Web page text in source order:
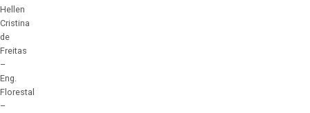
Hellen
Cristina
de
Freitas
–
Eng.
Florestal
–